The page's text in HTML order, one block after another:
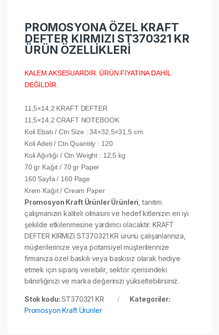
PROMOSYONA ÖZEL KRAFT
DEFTER KIRMIZI ST370321 KR
ÜRÜN ÖZELLİKLERİ
KALEM AKSESUARDIR. ÜRÜN FİYATINA DAHİL
DEĞİLDİR.
11,5×14,2 KRAFT DEFTER
11,5×14,2 CRAFT NOTEBOOK
Koli Ebatı / Ctn Size : 34×32,5×31,5 cm
Koli Adeti / Ctn Quantity : 120
Koli Ağırlığı / Ctn Weight : 12,5 kg
70 gr Kağıt / 70 gr Paper
160 Sayfa / 160 Page
Krem Kağıt / Cream Paper
Promosyon Kraft Ürünler Ürünleri , tanıtım
çalışmanızın kaliteli olmasını ve hedef kitlenizin en iyi
şekilde etkilenmesine yardımcı olacaktır. KRAFT
DEFTER KIRMIZI ST370321 KR ürünü çalışanlarınıza,
müşterilerinize veya potansiyel müşterilerinize
firmanıza özel baskılı veya baskısız olarak hediye
etmek için sipariş verebilir, sektör içerisindeki
bilinirliğinizi ve marka değerinizi yükseltebilirsiniz.
Stok kodu:ST370321 KR
Kategoriler:
Promosyon Kraft Ürünler